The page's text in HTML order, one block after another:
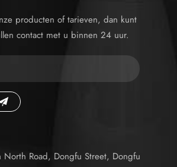
producten of tarieven, dan kunt
contact met u binnen 24 uur.
North Road, Dongfu Street, Dongfu